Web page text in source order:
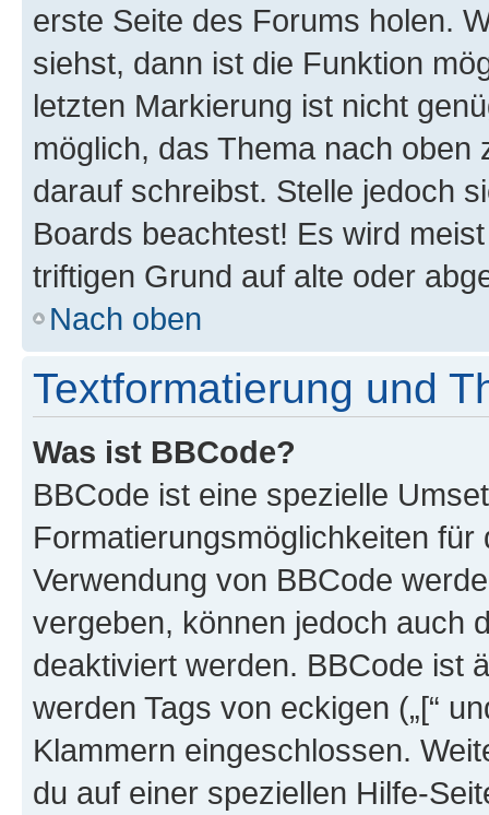
erste Seite des Forums holen.
siehst, dann ist die Funktion
letzten Markierung ist nicht
möglich, das Thema nach oben
darauf schreibst. Stelle jedoch
Boards beachtest! Es wird
triftigen Grund auf alte oder
Nach oben
Textformatierung und
Was ist BBCode?
BBCode ist eine spezielle
Formatierungsmöglichkeiten
Verwendung von BBCode
vergeben, können jedoch auch
deaktiviert werden. BBCode ist
werden Tags von eckigen („[“
Klammern eingeschlossen.
du auf einer speziellen Hilfe-